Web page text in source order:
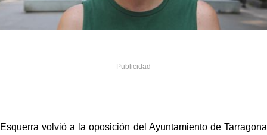
Esquerra volvió a la oposición del Ayuntamiento de Tarragona